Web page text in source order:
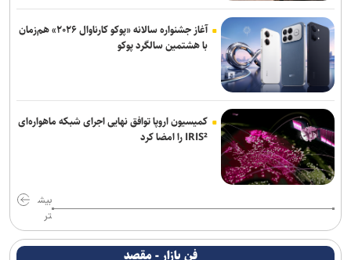
آغاز جشنواره سالانه «پوکو کارناوال ۲۰۲۶» هم‌زمان
با هشتمین سالگرد پوکو
کمیسیون اروپا توافق نهایی اجرای شبکه ماهواره‌ای
IRIS² را امضا کرد
بیش
تر
فن بازار - مقصد